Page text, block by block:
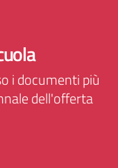
i documenti più
dell'offerta